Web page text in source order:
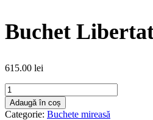
Buchet
615.00 lei
Cantitate
Buchet
Libertate
Adaugă în coș
Categorie: Buchete mireasă